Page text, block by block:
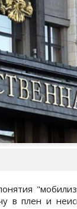
в плен и